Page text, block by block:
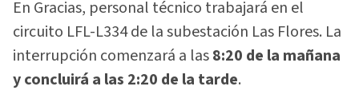
En Gracias, personal técnico trabajará en el
circuito LFL-L334 de la subestación Las Flores. La
interrupción comenzará a las8:20 de la mañana
y concluirá a las 2:20 de la tarde.